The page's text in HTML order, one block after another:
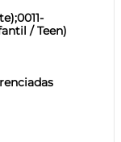
/ Teen)